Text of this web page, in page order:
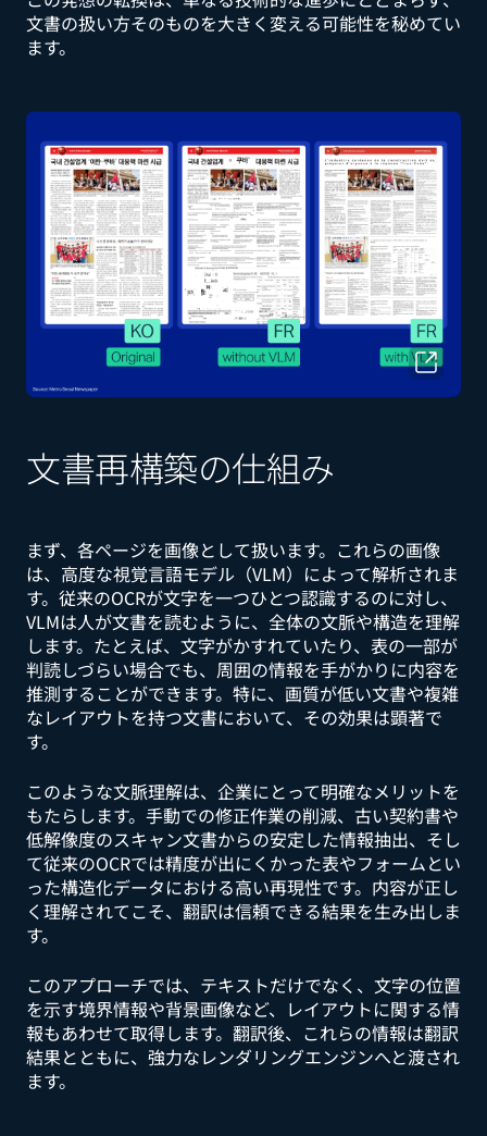
文書の扱い方そのものを大きく変える可能性を秘めてい
ます。
文書再構築の仕組み
まず、各ページを画像として扱います。これらの画像
は、高度な視覚言語モデル（VLM）によって解析されま
す。従来のOCRが文字を一つひとつ認識するのに対し、
VLMは人が文書を読むように、全体の文脈や構造を理解
します。たとえば、文字がかすれていたり、表の一部が
判読しづらい場合でも、周囲の情報を手がかりに内容を
推測することができます。特に、画質が低い文書や複雑
なレイアウトを持つ文書において、その効果は顕著で
す。
このような文脈理解は、企業にとって明確なメリットを
もたらします。手動での修正作業の削減、古い契約書や
低解像度のスキャン文書からの安定した情報抽出、そし
て従来のOCRでは精度が出にくかった表やフォームとい
った構造化データにおける高い再現性です。内容が正し
く理解されてこそ、翻訳は信頼できる結果を生み出しま
す。
このアプローチでは、テキストだけでなく、文字の位置
を示す境界情報や背景画像など、レイアウトに関する情
報もあわせて取得します。翻訳後、これらの情報は翻訳
結果とともに、強力なレンダリングエンジンへと渡され
ます。